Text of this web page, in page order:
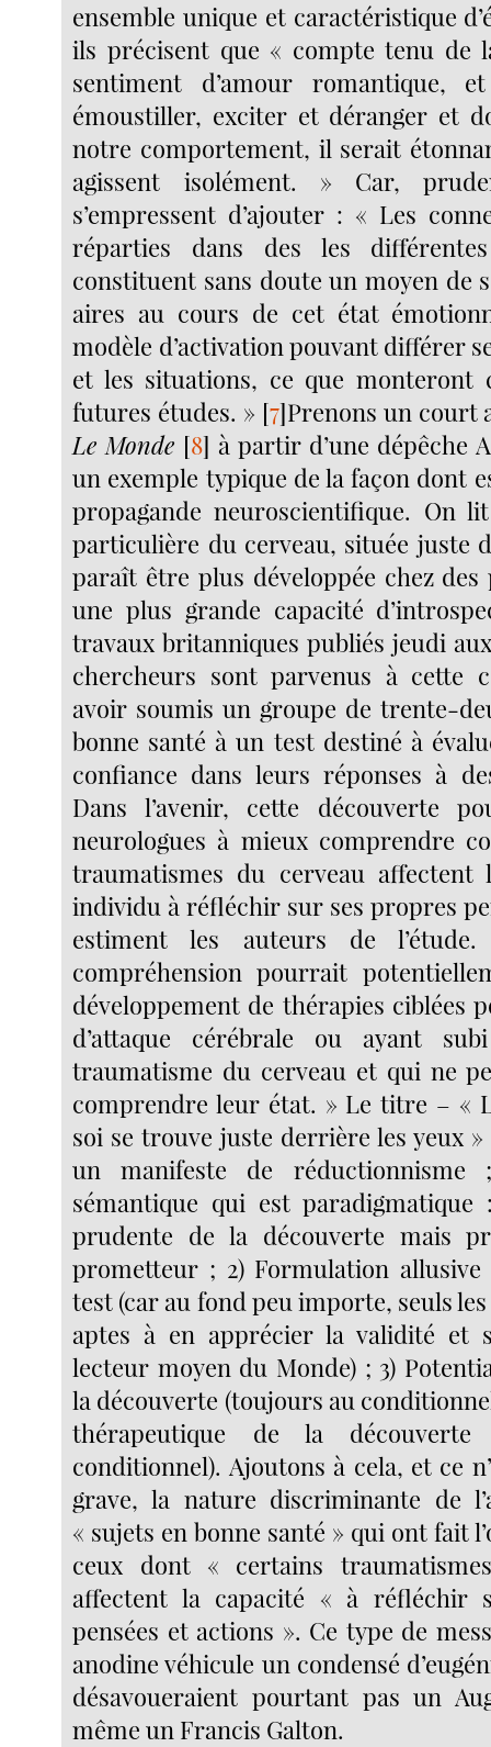
ensemble unique et caractéristique
ils précisent que « compte tenu de
sentiment d’amour romantique,
émoustiller, exciter et déranger et
notre comportement, il serait
agissent isolément. » Car,
s’empressent d’ajouter : « Les
réparties dans des les
constituent sans doute un moyen de
aires au cours de cet état
modèle d’activation pouvant différer
et les situations, ce que monteront
futures études. » [7]Prenons un court
Le Monde [8] à partir d’une dépêche
un exemple typique de la façon dont
propagande neuroscientifique. On
particulière du cerveau, située juste
paraît être plus développée chez des
une plus grande capacité
travaux britanniques publiés jeudi
chercheurs sont parvenus à cette
avoir soumis un groupe de trente-
bonne santé à un test destiné à
confiance dans leurs réponses à
Dans l’avenir, cette découverte
neurologues à mieux comprendre
traumatismes du cerveau affectent
individu à réfléchir sur ses propres
estiment les auteurs de
compréhension pourrait
développement de thérapies ciblées
d’attaque cérébrale ou ayant
traumatisme du cerveau et qui ne
comprendre leur état. » Le titre – «
soi se trouve juste derrière les yeux
un manifeste de réductionnisme
sémantique qui est paradigmatique
prudente de la découverte mais
prometteur ; 2) Formulation
test (car au fond peu importe, seuls
aptes à en apprécier la validité et
lecteur moyen du Monde) ; 3)
la découverte (toujours au
thérapeutique de la découverte
conditionnel). Ajoutons à cela, et ce
grave, la nature discriminante de
« sujets en bonne santé » qui ont fait
ceux dont « certains
affectent la capacité « à réfléchir
pensées et actions ». Ce type de
anodine véhicule un condensé
désavoueraient pourtant pas un
même un Francis Galton.